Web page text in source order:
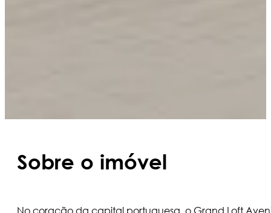
Sobre o imóvel